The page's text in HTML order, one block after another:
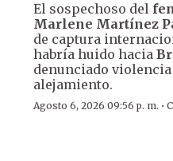
El sospechoso del
Marlene Martínez
de captura
habría huido hacia
denunciado
alejamiento.
Agosto 6, 2026 09:56 p. m. ·